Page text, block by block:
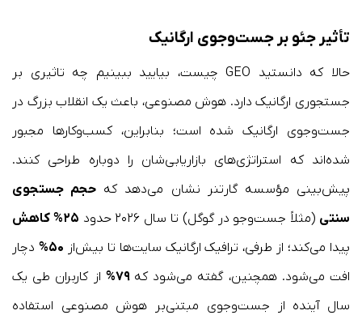
تأثیر جئو بر جست‌وجوی ارگانیک
حالا که دانستید GEO چیست، بیایید ببینیم چه تاثیری بر
جستجوری ارگانیک دارد. هوش مصنوعی، باعث یک انقلاب بزرگ در
جست‌وجوی ارگانیک شده است؛ بنابراین، کسب‌وکارها مجبور
شده‌اند که استراتژی‌های بازاریابی‌شان را دوباره طراحی کنند.
پیش‌بینی مؤسسه گارتنر نشان می‌دهد که حجم جستجوی
سنتی (مثلاً جست‌وجو در گوگل) تا سال ۲۰۲۶ حدود
۲۵% کاهش
پیدا می‌کند؛ از طرفی، ترافیک ارگانیک سایت‌ها تا بیش‌از ۵۰%
دچار
افت می‌شود. همچنین، گفته می‌شود که ۷۹%
از کاربران طی یک
سال آینده از جست‌وجوی مبتنی‌بر هوش مصنوعی استفاده